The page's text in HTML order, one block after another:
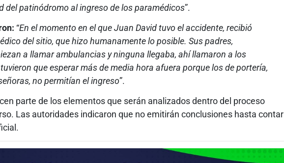
del patinódromo al ingreso de los paramédicos”.
“En el momento en el que Juan David tuvo el accidente, recibió
del sitio, que hizo humanamente lo posible. Sus padres,
a llamar ambulancias y ninguna llegaba, ahí llamaron a los
que esperar más de media hora afuera porque los de portería,
no permitían el ingreso”.
parte de los elementos que serán analizados dentro del proceso
Las autoridades indicaron que no emitirán conclusiones hasta contar